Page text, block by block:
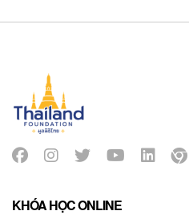
KHÓA HỌC ONLINE